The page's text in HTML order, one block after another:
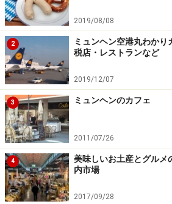
2019/08/08
2
ミュンヘン空港丸わか
税店・レストランなど
2019/12/07
3 ミュンヘンのカフェ
2011/07/26
4
美味しいお土産とグルメ
内市場
2017/09/28